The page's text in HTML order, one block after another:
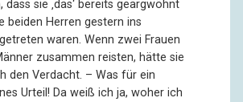
dass sie ‚das‘ bereits geargwöhnt
beiden Herren gestern ins
waren. Wenn zwei Frauen
zusammen reisten, hätte sie
den Verdacht. – Was für ein
Urteil! Da weiß ich ja, woher ich